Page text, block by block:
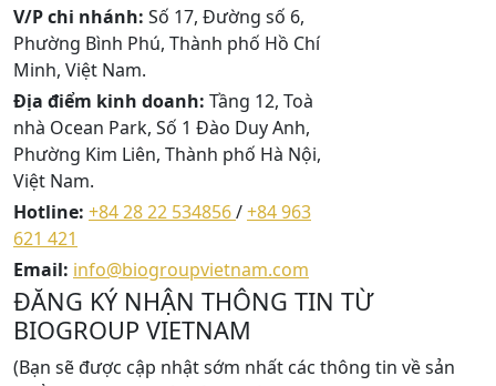
V/P chi nhánh: Số 17, Đường số 6,
Phường Bình Phú, Thành phố Hồ Chí
Minh, Việt Nam.
Địa điểm kinh doanh: Tầng 12, Toà
nhà Ocean Park, Số 1 Đào Duy Anh,
Phường Kim Liên, Thành phố Hà Nội,
Việt Nam.
Hotline: +84 28 22 534856/+84 963
621 421
Email: info@biogroupvietnam.com
ĐĂNG KÝ NHẬN THÔNG TIN TỪ
BIOGROUP VIETNAM
(Bạn sẽ được cập nhật sớm nhất các thông tin về sản